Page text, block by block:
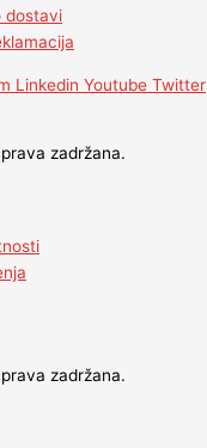
dostavi
Linkedin Youtube Twitter
zadržana.
zadržana.